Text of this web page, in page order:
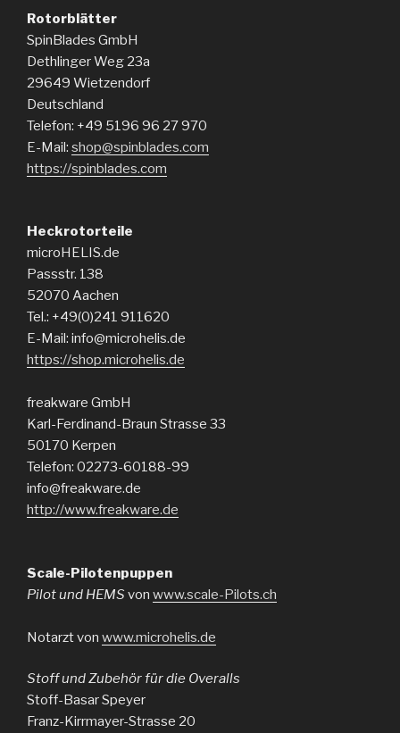
Rotorblätter
SpinBlades GmbH
Dethlinger Weg 23a
29649 Wietzendorf
Deutschland
Telefon: +49 5196 96 27 970
E-Mail: shop@spinblades.com
https://spinblades.com
Heckrotorteile
microHELIS.de
Passstr. 138
52070 Aachen
Tel.: +49(0)241 911620
E-Mail: info@microhelis.de
https://shop.microhelis.de
freakware GmbH
Karl-Ferdinand-Braun Strasse 33
50170 Kerpen
Telefon: 02273-60188-99
info@freakware.de
http://www.freakware.de
Scale-Pilotenpuppen
Pilot und HEMS von www.scale-Pilots.ch
Notarzt von www.microhelis.de
Stoff und Zubehör für die Overalls
Stoff-Basar Speyer
Franz-Kirrmayer-Strasse 20